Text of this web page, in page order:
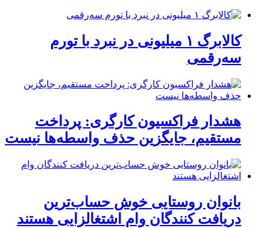
کالابرگ ۱ میلیونی در نبرد با تورم
سه‌رقمی
هشدار فراکسیون کارگری: پرداخت
مستقیم، جایگزین حذف واسطه‌ها نیست
بانوان روستایی خوش حساب‌ترین
دریافت کنندگان وام‌ اشتغالزایی هستند